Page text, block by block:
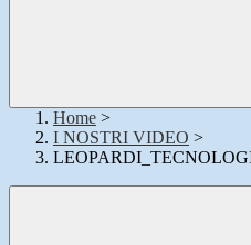
Home >
I NOSTRI VIDEO >